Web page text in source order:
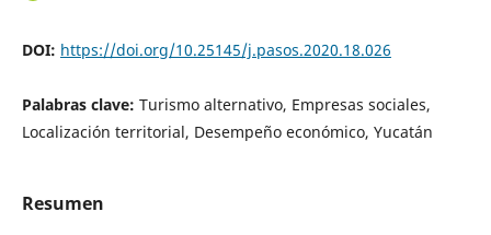
DOI: https://doi.org/10.25145/j.pasos.2020.18.026
Palabras clave: Turismo alternativo, Empresas sociales,
Localización territorial, Desempeño económico, Yucatán
Resumen